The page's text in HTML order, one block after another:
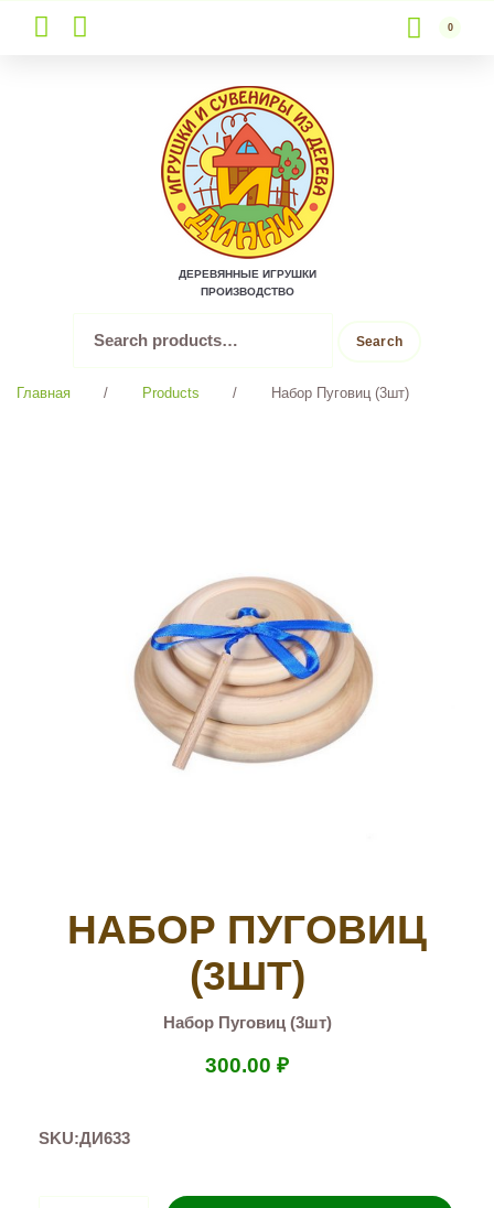
to
content
0
ДЕРЕВЯННЫЕ ИГРУШКИ
ПРОИЗВОДСТВО
for:
Search
Главная / Products / Набор Пуговиц (3шт)
НАБОР ПУГОВИЦ
(3ШТ)
Набор Пуговиц (3шт)
300.00 ₽
SKU:ДИ633